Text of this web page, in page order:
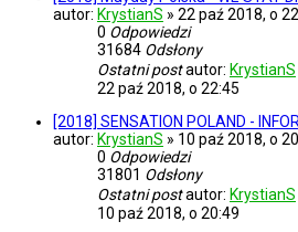
autor: KrystianS » 22 paź 2018, o
0 Odpowiedzi
31684 Odsłony
Ostatni postautor: KrystianS
22 paź 2018, o 22:45
[2018] SENSATION POLAND -
autor: KrystianS » 10 paź 2018, o
0 Odpowiedzi
31801 Odsłony
Ostatni postautor: KrystianS
10 paź 2018, o 20:49